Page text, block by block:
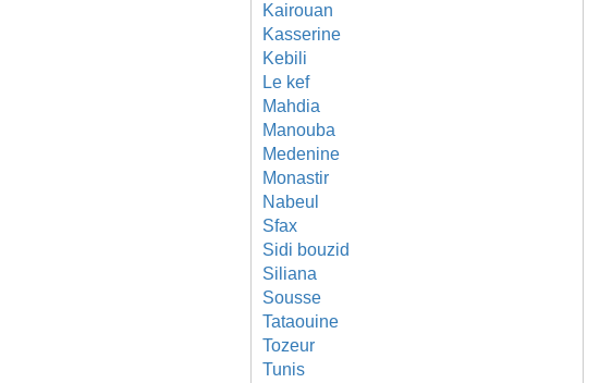
Kairouan
Kasserine
Kebili
Le kef
Mahdia
Manouba
Medenine
Monastir
Nabeul
Sfax
Sidi bouzid
Siliana
Sousse
Tataouine
Tozeur
Tunis